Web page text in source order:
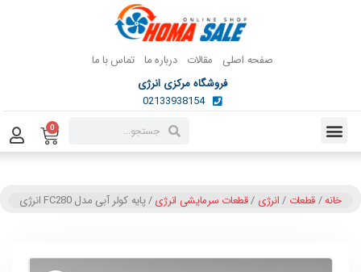
صفحه اصلی مقالات درباره ما تماس با ما
فروشگاه مرکزی انرژی
02133938154
0
خانه/قطعات /انرژی /قطعات سرمایشی انرژی/ پایه کولر آبی مدل FC280 انرژی